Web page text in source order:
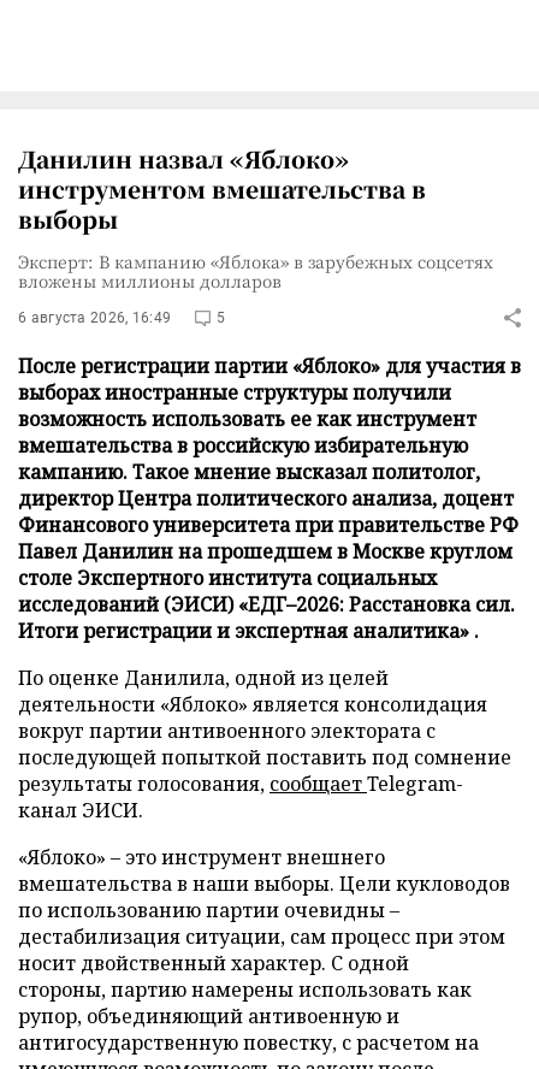
Данилин назвал «Яблоко»
инструментом вмешательства в
выборы
Эксперт: В кампанию «Яблока» в зарубежных соцсетях
вложены миллионы долларов
6 августа 2026, 16:49 5
После регистрации партии «Яблоко» для участия в
выборах иностранные структуры получили
возможность использовать ее как инструмент
вмешательства в российскую избирательную
кампанию. Такое мнение высказал политолог,
директор Центра политического анализа, доцент
Финансового университета при правительстве РФ
Павел Данилин на прошедшем в Москве круглом
столе Экспертного института социальных
исследований (ЭИСИ) «ЕДГ–2026: Расстановка сил.
Итоги регистрации и экспертная аналитика» .
По оценке Данилила, одной из целей
деятельности «Яблоко» является консолидация
вокруг партии антивоенного электората с
последующей попыткой поставить под сомнение
результаты голосования, сообщаетTelegram-
канал ЭИСИ.
«Яблоко» – это инструмент внешнего
вмешательства в наши выборы. Цели кукловодов
по использованию партии очевидны –
дестабилизация ситуации, сам процесс при этом
носит двойственный характер. С одной
стороны, партию намерены использовать как
рупор, объединяющий антивоенную и
антигосударственную повестку, с расчетом на